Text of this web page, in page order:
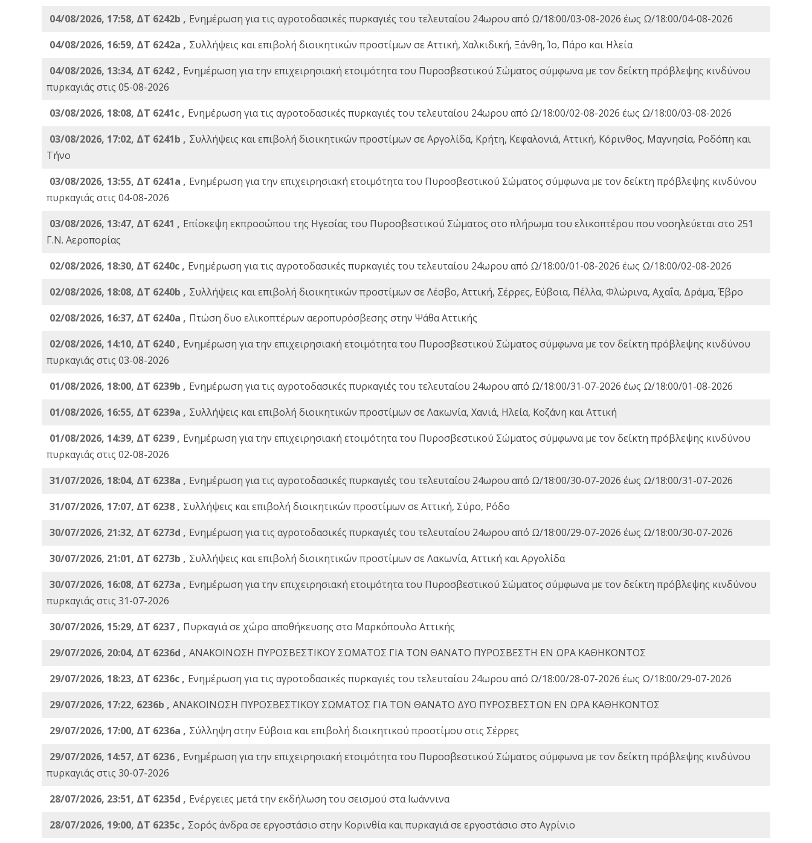
04/08/2026, 17:58, ΔΤ 6242b , Ενημέρωση για τις αγροτοδασικές πυρκαγιές του τελευταίου 24ωρου από Ω/18:00/03-08-2026 έως Ω/18:00/04-08-2026
04/08/2026, 16:59, ΔΤ 6242a , Συλλήψεις και επιβολή διοικητικών προστίμων σε Αττική, Χαλκιδική, Ξάνθη, Ίο, Πάρο και Ηλεία
04/08/2026, 13:34, ΔΤ 6242 , Ενημέρωση για την επιχειρησιακή ετοιμότητα του Πυροσβεστικού Σώματος σύμφωνα με τον δείκτη πρόβλεψης κινδύνου
πυρκαγιάς στις 05-08-2026
03/08/2026, 18:08, ΔΤ 6241c , Ενημέρωση για τις αγροτοδασικές πυρκαγιές του τελευταίου 24ωρου από Ω/18:00/02-08-2026 έως Ω/18:00/03-08-2026
03/08/2026, 17:02, ΔΤ 6241b , Συλλήψεις και επιβολή διοικητικών προστίμων σε Αργολίδα, Κρήτη, Κεφαλονιά, Αττική, Κόρινθος, Μαγνησία, Ροδόπη και
Τήνο
03/08/2026, 13:55, ΔΤ 6241a , Ενημέρωση για την επιχειρησιακή ετοιμότητα του Πυροσβεστικού Σώματος σύμφωνα με τον δείκτη πρόβλεψης κινδύνου
πυρκαγιάς στις 04-08-2026
03/08/2026, 13:47, ΔΤ 6241 , Επίσκεψη εκπροσώπου της Ηγεσίας του Πυροσβεστικού Σώματος στο πλήρωμα του ελικοπτέρου που νοσηλεύεται στο 251
Γ.Ν. Αεροπορίας
02/08/2026, 18:30, ΔΤ 6240c , Ενημέρωση για τις αγροτοδασικές πυρκαγιές του τελευταίου 24ωρου από Ω/18:00/01-08-2026 έως Ω/18:00/02-08-2026
02/08/2026, 18:08, ΔΤ 6240b , Συλλήψεις και επιβολή διοικητικών προστίμων σε Λέσβο, Αττική, Σέρρες, Εύβοια, Πέλλα, Φλώρινα, Αχαΐα, Δράμα, Έβρο
02/08/2026, 16:37, ΔΤ 6240a , Πτώση δυο ελικοπτέρων αεροπυρόσβεσης στην Ψάθα Αττικής
02/08/2026, 14:10, ΔΤ 6240 , Ενημέρωση για την επιχειρησιακή ετοιμότητα του Πυροσβεστικού Σώματος σύμφωνα με τον δείκτη πρόβλεψης κινδύνου
πυρκαγιάς στις 03-08-2026
01/08/2026, 18:00, ΔΤ 6239b , Ενημέρωση για τις αγροτοδασικές πυρκαγιές του τελευταίου 24ωρου από Ω/18:00/31-07-2026 έως Ω/18:00/01-08-2026
01/08/2026, 16:55, ΔΤ 6239a , Συλλήψεις και επιβολή διοικητικών προστίμων σε Λακωνία, Χανιά, Ηλεία, Κοζάνη και Αττική
01/08/2026, 14:39, ΔΤ 6239 , Ενημέρωση για την επιχειρησιακή ετοιμότητα του Πυροσβεστικού Σώματος σύμφωνα με τον δείκτη πρόβλεψης κινδύνου
πυρκαγιάς στις 02-08-2026
31/07/2026, 18:04, ΔΤ 6238a , Ενημέρωση για τις αγροτοδασικές πυρκαγιές του τελευταίου 24ωρου από Ω/18:00/30-07-2026 έως Ω/18:00/31-07-2026
31/07/2026, 17:07, ΔΤ 6238 , Συλλήψεις και επιβολή διοικητικών προστίμων σε Αττική, Σύρο, Ρόδο
30/07/2026, 21:32, ΔΤ 6273d , Ενημέρωση για τις αγροτοδασικές πυρκαγιές του τελευταίου 24ωρου από Ω/18:00/29-07-2026 έως Ω/18:00/30-07-2026
30/07/2026, 21:01, ΔΤ 6273b , Συλλήψεις και επιβολή διοικητικών προστίμων σε Λακωνία, Αττική και Αργολίδα
30/07/2026, 16:08, ΔΤ 6273a , Ενημέρωση για την επιχειρησιακή ετοιμότητα του Πυροσβεστικού Σώματος σύμφωνα με τον δείκτη πρόβλεψης κινδύνου
πυρκαγιάς στις 31-07-2026
30/07/2026, 15:29, ΔΤ 6237 , Πυρκαγιά σε χώρο αποθήκευσης στο Μαρκόπουλο Αττικής
29/07/2026, 20:04, ΔΤ 6236d , ΑΝΑΚΟΙΝΩΣΗ ΠΥΡΟΣΒΕΣΤΙΚΟΥ ΣΩΜΑΤΟΣ ΓΙΑ ΤΟΝ ΘΑΝΑΤΟ ΠΥΡΟΣΒΕΣΤΗ ΕΝ ΩΡΑ ΚΑΘΗΚΟΝΤΟΣ
29/07/2026, 18:23, ΔΤ 6236c , Ενημέρωση για τις αγροτοδασικές πυρκαγιές του τελευταίου 24ωρου από Ω/18:00/28-07-2026 έως Ω/18:00/29-07-2026
29/07/2026, 17:22, 6236b , ΑΝΑΚΟΙΝΩΣΗ ΠΥΡΟΣΒΕΣΤΙΚΟΥ ΣΩΜΑΤΟΣ ΓΙΑ ΤΟΝ ΘΑΝΑΤΟ ΔΥΟ ΠΥΡΟΣΒΕΣΤΩΝ ΕΝ ΩΡΑ ΚΑΘΗΚΟΝΤΟΣ
29/07/2026, 17:00, ΔΤ 6236a , Σύλληψη στην Εύβοια και επιβολή διοικητικού προστίμου στις Σέρρες
29/07/2026, 14:57, ΔΤ 6236 , Ενημέρωση για την επιχειρησιακή ετοιμότητα του Πυροσβεστικού Σώματος σύμφωνα με τον δείκτη πρόβλεψης κινδύνου
πυρκαγιάς στις 30-07-2026
28/07/2026, 23:51, ΔΤ 6235d , Ενέργειες μετά την εκδήλωση του σεισμού στα Ιωάννινα
28/07/2026, 19:00, ΔΤ 6235c , Σορός άνδρα σε εργοστάσιο στην Κορινθία και πυρκαγιά σε εργοστάσιο στο Αγρίνιο